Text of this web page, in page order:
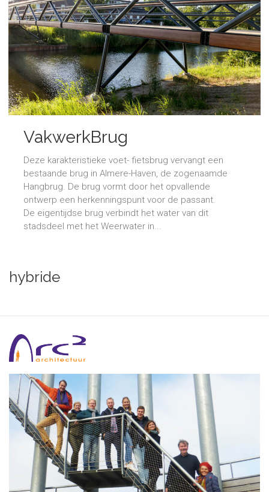
VakwerkBrug
Deze karakteristieke voet- fietsbrug vervangt een
bestaande brug in Almere-Haven, de zogenaamde
Hangbrug. De brug vormt door het opvallende
ontwerp een herkenningspunt voor de passant.
De eigentijdse brug verbindt het water van dit
stadsdeel met het Weerwater in...
hybride